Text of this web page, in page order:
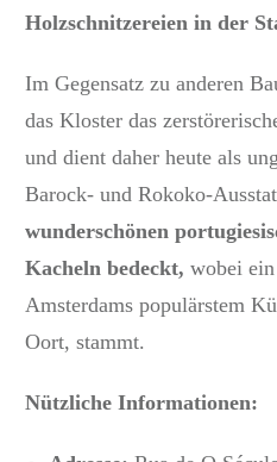
Holzschnitzereien in der
Im Gegensatz zu anderen
das Kloster das
und dient daher heute als
Barock- und Rokoko-
wunderschönen
Kacheln bedeckt, wobei
Amsterdams populärstem
Oort, stammt.
Nützliche Informationen: